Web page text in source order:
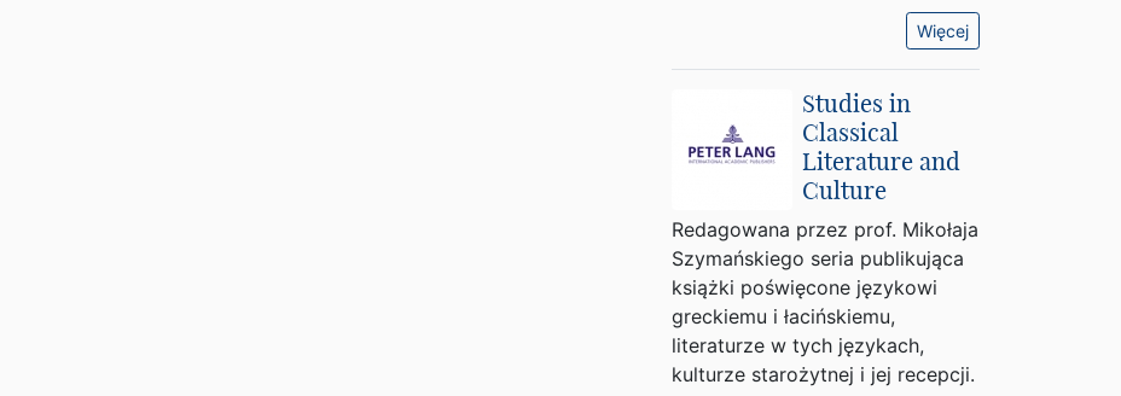
Więcej
Studies in
Classical
Literature and
Culture
Redagowana przez prof. Mikołaja
Szymańskiego seria publikująca
książki poświęcone językowi
greckiemu i łacińskiemu,
literaturze w tych językach,
kulturze starożytnej i jej recepcji.